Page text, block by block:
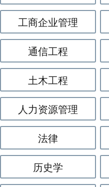
工商企业管理
通信工程
土木工程
人力资源管理
法律
历史学